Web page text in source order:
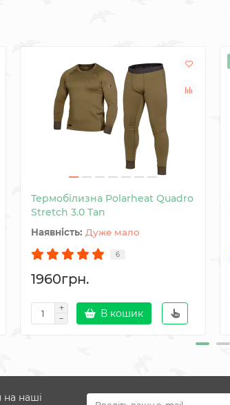
Термобілизна Polarheat Quadro
Stretch 3.0 Tan
Дуже мало
6
1960грн.
В кошик
на наші